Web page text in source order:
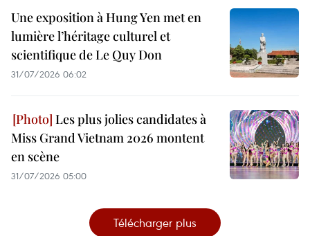
Une exposition à Hung Yen met en
lumière l’héritage culturel et
scientifique de Le Quy Don
31/07/2026 06:02
Les plus jolies candidates à
Miss Grand Vietnam 2026 montent
en scène
31/07/2026 05:00
Télécharger plus